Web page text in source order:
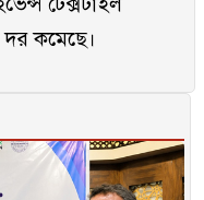
দর কমেছে।